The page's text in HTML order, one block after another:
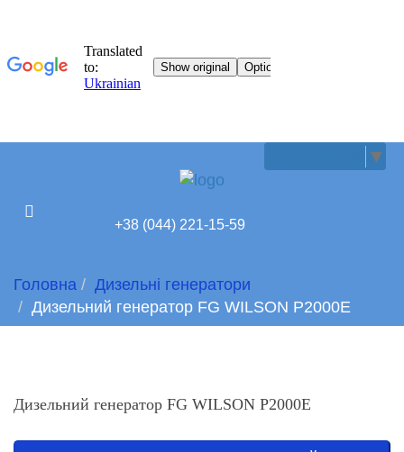
▼
+38 (044) 221-15-59
Головна
Дизельні генератори
Дизельний генератор FG WILSON P2000Е
Дизельний генератор FG WILSON P2000Е